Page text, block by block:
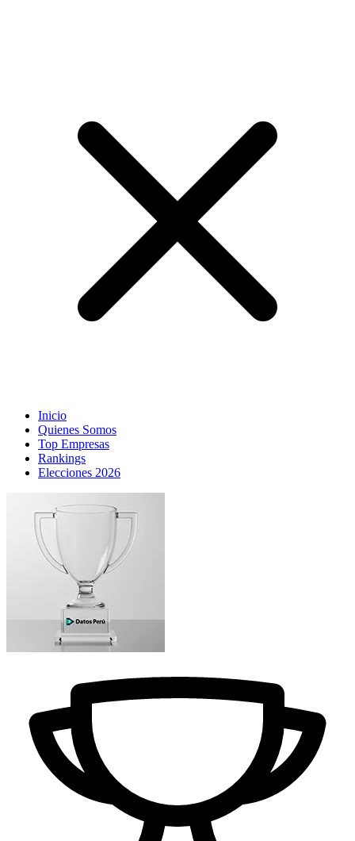
Inicio
Quienes Somos
Top Empresas
Rankings
Elecciones 2026